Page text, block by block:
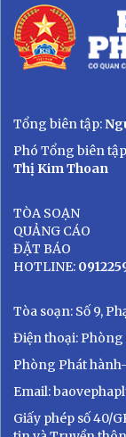
Tổng biên tập:
Phó Tổng biên
Thị Kim Thoan
TÒA SOẠN
QUẢNG CÁO
ĐẶT BÁO
HOTLINE:
Tòa soạn: Số 9,
Điện thoại: Phòng
Phòng Phát
Email:
Giấy phép số 40/